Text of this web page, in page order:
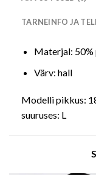
TARNEINFO JA
Materjal: 50%
Värv: hall
Modelli pikkus:
suuruses: L